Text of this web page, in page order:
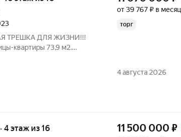
ТРЕШКА ДЛЯ ЖИЗНИ!!!
квартиры 73,9 м2.
котел с
от 39 767 ₽ в месяц
торг
4 августа 2026
4 этаж из 16 11 500 000 ₽